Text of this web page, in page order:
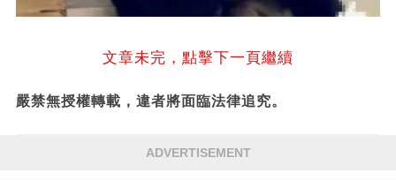
文章未完，點擊下一頁繼續
嚴禁無授權轉載，違者將面臨法律追究。
ADVERTISEMENT